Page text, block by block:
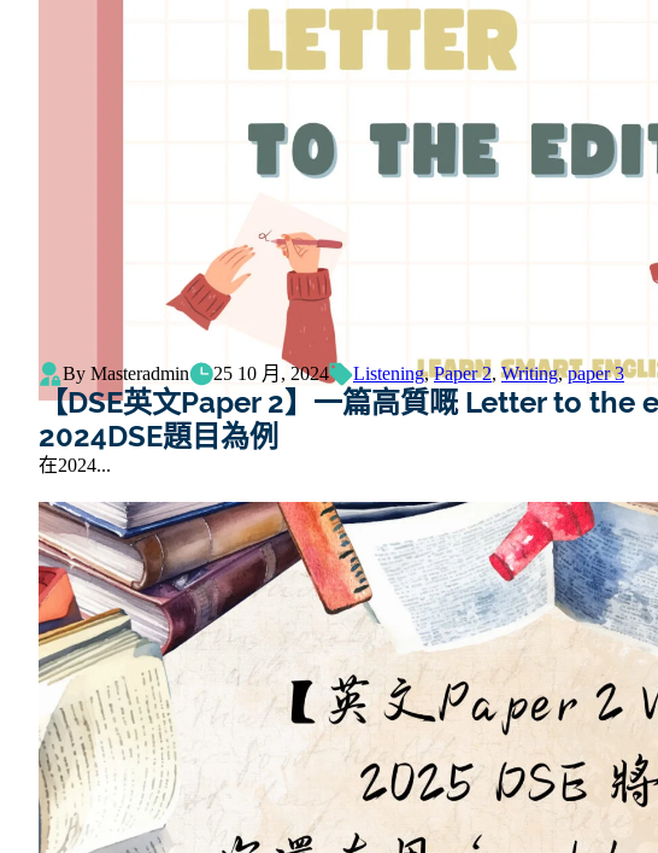
By Masteradmin 25 10 月, 2024 Listening,Paper 2,Writing,paper 3
【DSE英文Paper 2】一篇高質嘅 Letter to the
2024DSE題目為例
在2024...